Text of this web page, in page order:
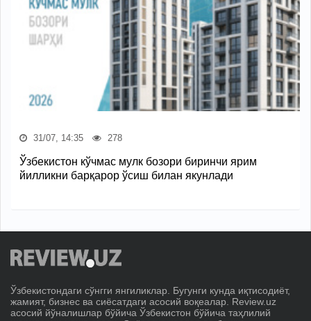
31/07, 14:35 278
Ўзбекистон кўчмас мулк бозори биринчи ярим
йилликни барқарор ўсиш билан якунлади
Ўзбекистондаги сўнгги янгиликлар. Бугунги кунда иқтисодиёт,
жамият, бизнес ва сиёсатдаги асосий воқеалар. Review.uz
асосий йўналишлар бўйича Ўзбекистон бўйича таҳлилий